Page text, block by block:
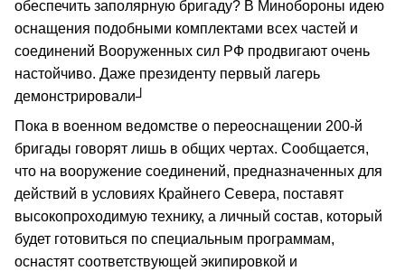
обеспечить заполярную бригаду? В Минобороны идею
оснащения подобными комплектами всех частей и
соединений Вооруженных сил РФ продвигают очень
настойчиво. Даже президенту первый лагерь
демонстрировали┘
Пока в военном ведомстве о переоснащении 200-й
бригады говорят лишь в общих чертах. Сообщается,
что на вооружение соединений, предназначенных для
действий в условиях Крайнего Севера, поставят
высокопроходимую технику, а личный состав, который
будет готовиться по специальным программам,
оснастят соответствующей экипировкой и